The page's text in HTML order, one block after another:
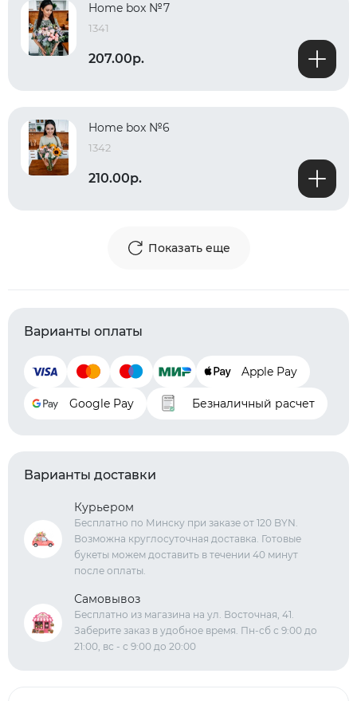
Home box №7
1341
207.00р.
Home box №6
1342
210.00р.
Показать еще
Варианты оплаты
Apple Pay
Google Pay Безналичный расчет
Варианты доставки
Курьером
Бесплатно по Минску при заказе от 120 BYN.
Возможна круглосуточная доставка. Готовые
букеты можем доставить в течении 40 минут
после оплаты.
Самовывоз
Бесплатно из магазина на ул. Восточная, 41.
Заберите заказ в удобное время. Пн-сб с 9:00 до
21:00, вс - с 9:00 до 20:00